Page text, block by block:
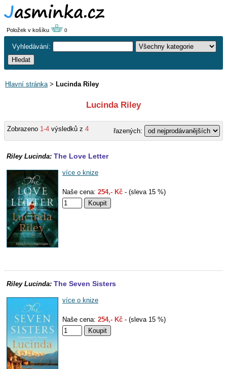
Položek v košíku 0
Vyhledávání:
Hlavní stránka> Lucinda Riley
Lucinda Riley
Zobrazeno 1-4 výsledků z 4 řazených:
Riley Lucinda: The Love Letter
více o knize
Naše cena: 254,- Kč - (sleva 15 %)
Riley Lucinda: The Seven Sisters
více o knize
Naše cena: 254,- Kč - (sleva 15 %)